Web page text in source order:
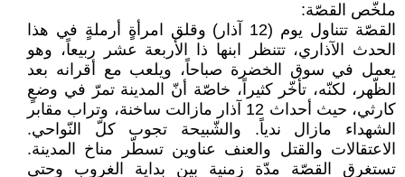
ملخّص القصّة:
القصّة تتناول يوم (12 آذار) وقلق امرأةٍ أرملةٍ في هذا
الحدث الآذاري، تتنظر ابنها ذا الأربعة عشر ربيعاً، وهو
يعمل في سوق الخضرة صباحاً، ويلعب مع أقرانه بعد
الظّهر، لكنّه، تأخّر كثيراً، خاصّة أنّ المدينة تمرّ في وضعٍ
كارثي، حيث أحداث 12 آذار مازالت ساخنة، وتراب مقابر
الشهداء مازال ندياً. والشّبيحة تجوب كلّ النّواحي.
الاعتقالات والقتل والعنف عناوين تسطّر مناخ المدينة.
تستغرق القصّة مدّة زمنية بين بداية الغروب وحتى